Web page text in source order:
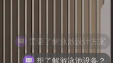
想了解游泳池设备？